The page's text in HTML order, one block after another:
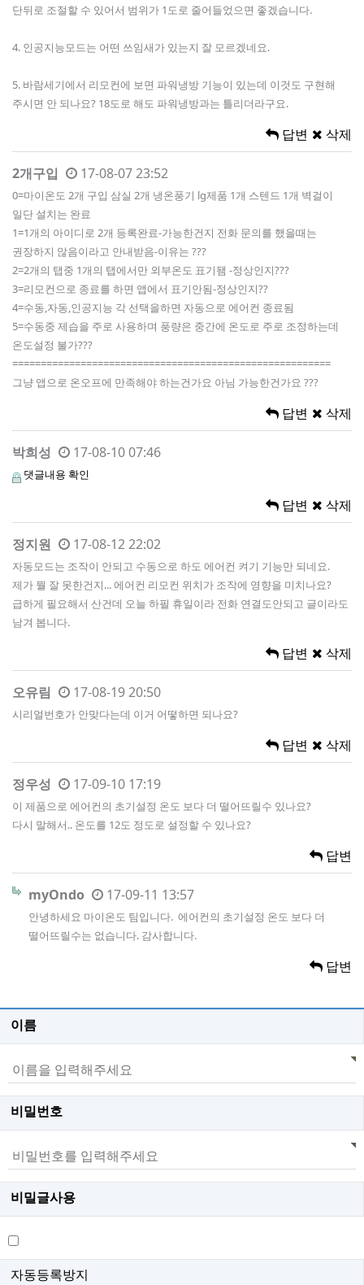
단뒤로 조절할 수 있어서 범위가 1도로 줄어들었으면 좋겠습니다.
4. 인공지능모드는 어떤 쓰임새가 있는지 잘 모르겠네요.
5. 바람세기에서 리모컨에 보면 파워냉방 기능이 있는데 이것도 구현해
주시면 안 되나요? 18도로 해도 파워냉방과는 틀리더라구요.
답변 삭제
2개구입 17-08-07 23:52
0=마이온도 2개 구입 삼실 2개 냉온풍기 lg제품 1개 스텐드 1개 벽걸이
일단 설치는 완료
1=1개의 아이디로 2개 등록완료-가능한건지 전화 문의를 했을때는
권장하지 않음이라고 안내받음-이유는 ???
2=2개의 탭중 1개의 탭에서만 외부온도 표기됌 -정상인지???
3=리모컨으로 종료를 하면 앱에서 표기안됨-정상인지??
4=수동,자동,인공지능 각 선택을하면 자동으로 에어컨 종료됨
5=수동중 제습을 주로 사용하며 풍량은 중간에 온도로 주로 조정하는데
온도설정 불가???
========================================================
그냥 앱으로 온오프에 만족해야 하는건가요 아님 가능한건가요 ???
답변 삭제
박희성 17-08-10 07:46
댓글내용 확인
답변 삭제
정지원 17-08-12 22:02
자동모드는 조작이 안되고 수동으로 하도 에어컨 켜기 기능만 되네요.
제가 뭘 잘 못한건지... 에어컨 리모컨 위치가 조작에 영향을 미치나요?
급하게 필요해서 산건데 오늘 하필 휴일이라 전화 연결도안되고 글이라도
남겨 봅니다.
답변 삭제
오유림 17-08-19 20:50
시리얼번호가 안맞다는데 이거 어떻하면 되나요?
답변 삭제
정우성 17-09-10 17:19
이 제품으로 에어컨의 초기설정 온도 보다 더 떨어뜨릴수 있나요?
다시 말해서.. 온도를 12도 정도로 설정할 수 있나요?
답변
myOndo 17-09-11 13:57
안녕하세요 마이온도 팀입니다. 에어컨의 초기설정 온도 보다 더
떨어뜨릴수는 없습니다. 감사합니다.
답변
이름
비밀번호
비밀글사용
자동등록방지